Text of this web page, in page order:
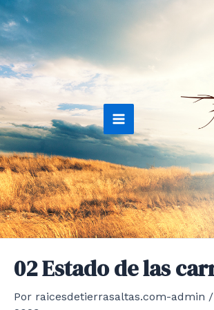
Ir
al
contenido
Main
Menu
02 Estado de las
Por raicesdetierrasaltas.com-admin /